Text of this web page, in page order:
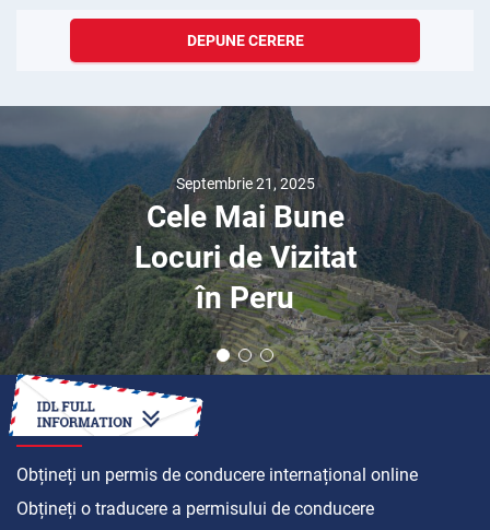
DEPUNE CERERE
Septembrie 21, 2025
Cele Mai Bune
Locuri de Vizitat
în Peru
CUM SĂ
Obțineți un permis de conducere internațional online
Obțineți o traducere a permisului de conducere